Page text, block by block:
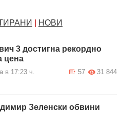
НОВИ
3 достигна рекордно
цена
в 17:23 ч. 31 844
57
Зеленски обвини